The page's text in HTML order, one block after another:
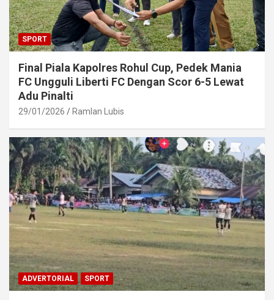
SPORT
Final Piala Kapolres Rohul Cup, Pedek Mania
FC Ungguli Liberti FC Dengan Scor 6-5 Lewat
Adu Pinalti
29/01/2026 Ramlan Lubis
ADVERTORIAL SPORT